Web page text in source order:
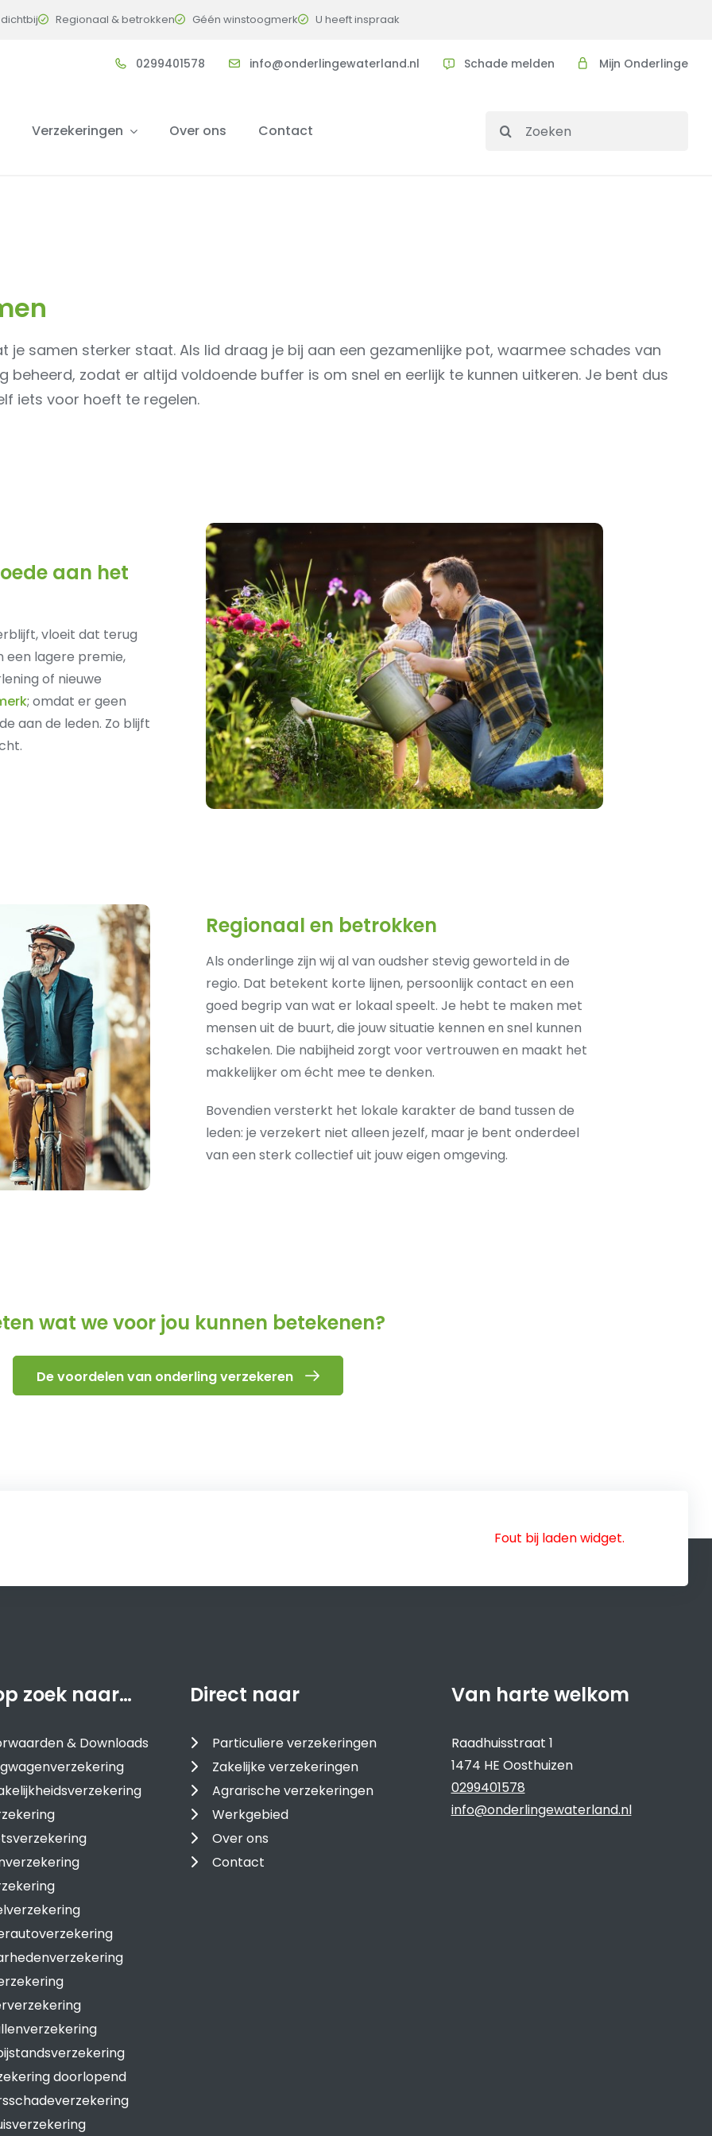
Regionaal & betrokken Géén winstoogmerk U heeft inspraak
0299401578 info@onderlingewaterland.nl Schade melden Mijn Onderlinge
Verzekeringen Over ons Contact
Search
samen sterker staat. Als lid draag je bij aan een gezamenlijke pot, waarmee schades van
zodat er altijd voldoende buffer is om snel en eerlijk te kunnen uitkeren. Je bent dus
iets voor hoeft te regelen.
aan het
vloeit dat terug
een lagere premie,
of nieuwe
; omdat er geen
aan de leden. Zo blijft
Regionaal en betrokken
Als onderlinge zijn wij al van oudsher stevig geworteld in de
regio. Dat betekent korte lijnen, persoonlijk contact en een
goed begrip van wat er lokaal speelt. Je hebt te maken met
mensen uit de buurt, die jouw situatie kennen en snel kunnen
schakelen. Die nabijheid zorgt voor vertrouwen en maakt het
makkelijker om écht mee te denken.
Bovendien versterkt het lokale karakter de band tussen de
leden: je verzekert niet alleen jezelf, maar je bent onderdeel
van een sterk collectief uit jouw eigen omgeving.
wat we voor jou kunnen betekenen?
De voordelen van onderling verzekeren
Fout bij laden widget.
zoek naar…
& Downloads
doorlopend
Direct naar
Particuliere verzekeringen
Zakelijke verzekeringen
Agrarische verzekeringen
Werkgebied
Over ons
Contact
Van harte welkom
Raadhuisstraat 1
1474 HE Oosthuizen
0299401578
info@onderlingewaterland.nl